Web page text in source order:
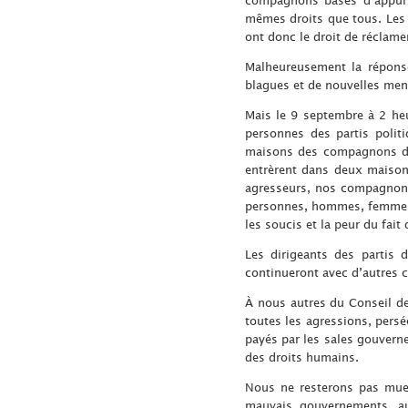
mêmes droits que tous.
ont donc le droit de
Malheureusement la
blagues et de nouvelles
Mais le 9 septembre à 2
personnes des partis
maisons des compagnons
entrèrent dans deux
agresseurs, nos
personnes, hommes,
les soucis et la peur du fait
Les dirigeants des partis
continueront avec d’autres
À nous autres du Conseil
toutes les agressions,
payés par les sales
des droits humains.
Nous ne resterons pas
mauvais gouvernements,